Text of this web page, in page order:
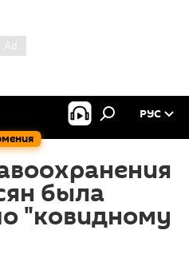
РУС
была
"ковидному